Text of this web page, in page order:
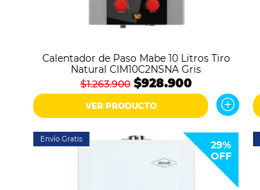
Calentador de Paso Mabe 10 Litros Tiro
Natural CIM10C2NSNA Gris
$1.263.900 $928.900
VER PRODUCTO
Envío Gratis
29%
OFF